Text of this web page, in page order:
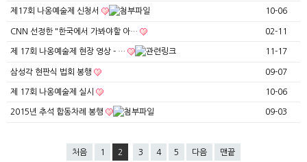
제17회 나옹예술제 신청서 10-06
CNN 선정한 "한국에서 가봐야할 아… 02-11
제 17회 나옹예술제 현장 영상 - … 11-17
삼성각 현판식 법회 봉행 09-07
제 17회 나옹예술제 실시 10-06
2015년 추석 합동차례 봉행 09-03
처음 1 2 3 4 5 다음 맨끝